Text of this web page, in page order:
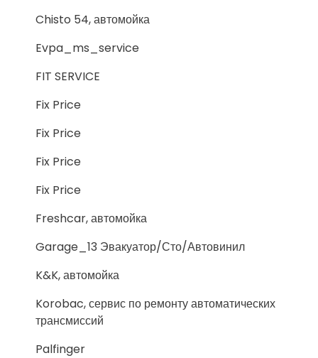
Chisto 54, автомойка
Evpa_ms_service
FIT SERVICE
Fix Price
Fix Price
Fix Price
Fix Price
Freshcar, автомойка
Garage_13 Эвакуатор/Сто/Автовинил
K&K, автомойка
Korobac, сервис по ремонту автоматических
трансмиссий
Palfinger